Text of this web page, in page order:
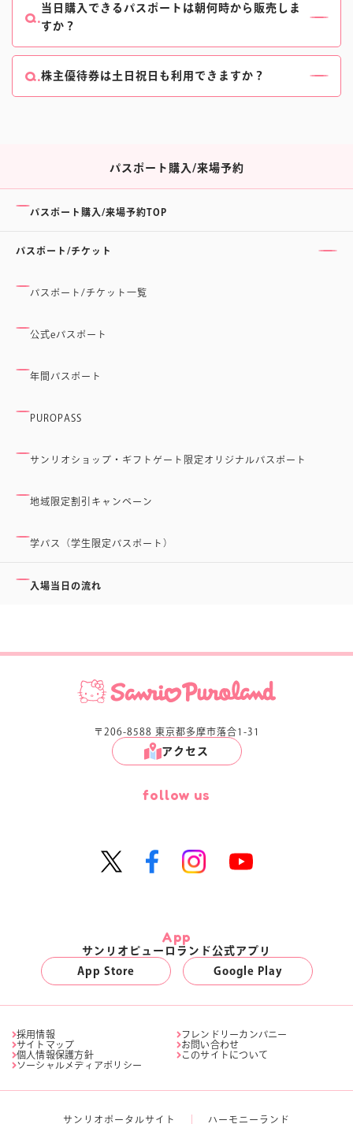
年間パスポートについて、詳しくはこちらをご確認く
ださい。
当日購入できるパスポートは朝何時から販売しま
すか？
パークオープン30分前～販売いたします。
販売終了は閉館時間の90分前です。
株主優待券は土日祝日も利用できますか？
休館日にご注意ください。
パスポート購入/来場予約
パスポート購入/来場予約TOP
パスポート/チケット
パスポート/チケット一覧
公式eパスポート
年間パスポート
PUROPASS
サンリオショップ・ギフトゲート限定オリジナルパスポート
地域限定割引キャンペーン
学パス（学生限定パスポート）
入場当日の流れ
〒206-8588 東京都多摩市落合1-31
アクセス
follow us
App
サンリオピューロランド公式アプリ
App Store
Google Play
採用情報
フレンドリーカンパニー
サイトマップ
お問い合わせ
個人情報保護方針
このサイトについて
ソーシャルメディアポリシー
サンリオポータルサイト ハーモニーランド